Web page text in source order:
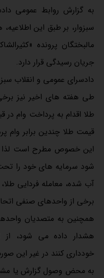
به گزارش روابط عمومی
مالبختگان پرونده
جریان رسیدگی قرار دارد.
دادسرای عمومی و انقلاب
طی هفته های اخیر نیز
طلا اقدام به پرداخت وام
قیمت طلا چندین برابر وام
این خصوص مطرح است لذا
شود سرمایه های خود را
آب شده، معامله فردایی
برخی از واحدهای صنفی
همچنین به متصدیان
هشدار داده می شود، از
خودداری کنند در غیر این
به محض وصول گزارش یا